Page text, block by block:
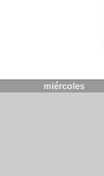
miércoles